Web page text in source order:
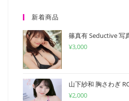
新着商品
篠真有 Seductive 写
¥3,000
山下紗和 胸さわぎ
¥2,000